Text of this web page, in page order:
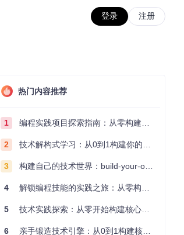
登录 注册
热门内容推荐
1 编程实践项目探索指南：从零构建技术能力体系
2 技术解构式学习：从0到1构建你的编程知识体系
3 构建自己的技术世界：build-your-own-x项目的实践探索指南
4 解锁编程技能的实践之旅：从零构建你的技术世界
5 技术实践探索：从零开始构建核心系统的实践指南
6 亲手锻造技术引擎：从0到1构建核心系统的实践指南